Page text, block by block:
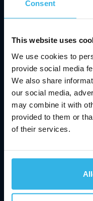
Consent
This website uses
We use cookies to
provide social media
We also share
our social media,
may combine it with
provided to them or
of their services.
Incentivar a
inspiração: Através
contributo valioso
novos produtos
vencedora de um
uma encomenda
em 2023.
Saiba mais